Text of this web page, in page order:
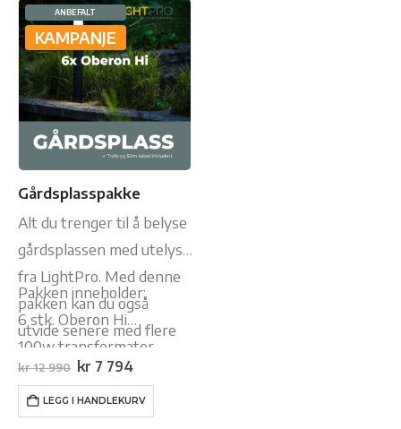
ANBEFALT
KAMPANJE
Gårdsplasspakke
Alt du trenger til å belyse
gårdsplassen med utelys
fra LightPro. Med denne
pakken kan du også
utvide senere med flere
Pakken inneholder:
6 stk. Oberon Hi
100w transformator
50m kabel
kr12 990 Opprinnelig
var:
kr 12
990.
kr 7 794Nåværende
er:
kr 7
794.
LEGG I HANDLEKURV